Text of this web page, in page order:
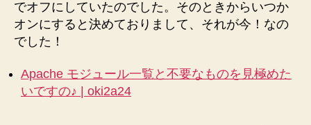
でオフにしていたのでした。そのときからいつか
オンにすると決めておりまして、それが今！なの
でした！
Apache モジュール一覧と不要なものを見極めた
いですの♪ | oki2a24